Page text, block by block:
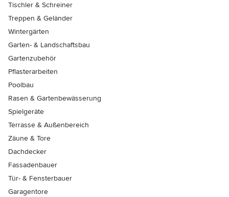
Tischler & Schreiner
Treppen & Geländer
Wintergärten
Garten- & Landschaftsbau
Gartenzubehör
Pflasterarbeiten
Poolbau
Rasen & Gartenbewässerung
Spielgeräte
Terrasse & Außenbereich
Zäune & Tore
Dachdecker
Fassadenbauer
Tür- & Fensterbauer
Garagentore